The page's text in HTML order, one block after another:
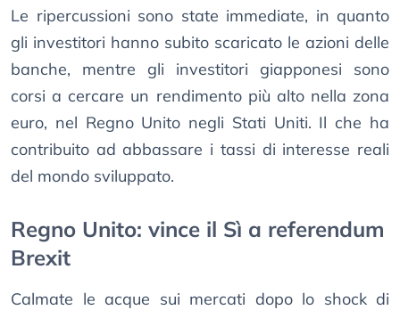
Le ripercussioni sono state immediate, in quanto
gli investitori hanno subito scaricato le azioni delle
banche, mentre gli investitori giapponesi sono
corsi a cercare un rendimento più alto nella zona
euro, nel Regno Unito negli Stati Uniti. Il che ha
contribuito ad abbassare i tassi di interesse reali
del mondo sviluppato.
Regno Unito: vince il Sì a referendum
Brexit
Calmate le acque sui mercati dopo lo shock di